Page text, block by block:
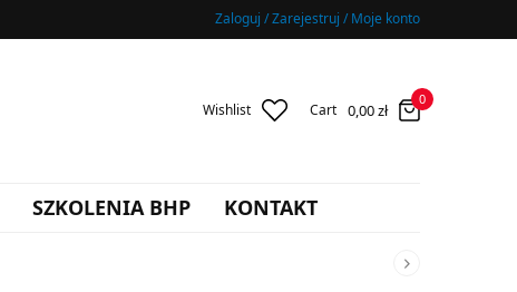
Zaloguj / Zarejestruj / Moje konto
Wishlist Cart 0,00zł
0
SZKOLENIA BHP KONTAKT